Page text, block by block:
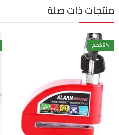
منتجات ذات صلة
9% خصم